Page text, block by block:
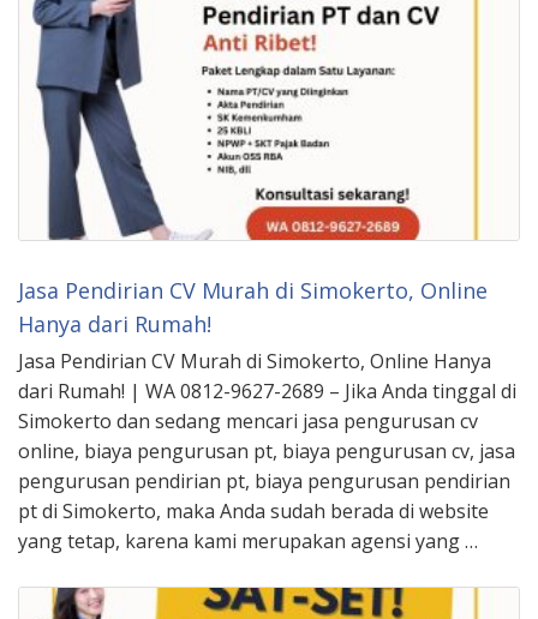
Jasa Pendirian CV Murah di Simokerto, Online
Hanya dari Rumah!
Jasa Pendirian CV Murah di Simokerto, Online Hanya
dari Rumah! | WA 0812-9627-2689 – Jika Anda tinggal di
Simokerto dan sedang mencari jasa pengurusan cv
online, biaya pengurusan pt, biaya pengurusan cv, jasa
pengurusan pendirian pt, biaya pengurusan pendirian
pt di Simokerto, maka Anda sudah berada di website
yang tetap, karena kami merupakan agensi yang …